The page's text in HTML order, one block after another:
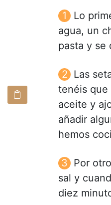
Lo
agua, un
pasta y se
Las
tenéis que
aceite y
añadir
hemos
Por
sal y
diez